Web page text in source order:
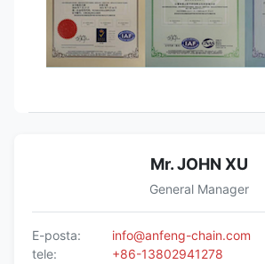
Mr. JOHN XU
General Manager
E-posta:
info@anfeng-chain.com
tele:
+86-13802941278